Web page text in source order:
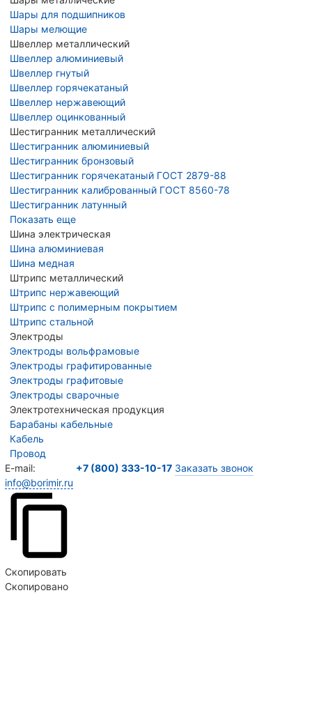
Шары для подшипников
Шары мелющие
Швеллер металлический
Швеллер алюминиевый
Швеллер гнутый
Швеллер горячекатаный
Швеллер нержавеющий
Швеллер оцинкованный
Шестигранник металлический
Шестигранник алюминиевый
Шестигранник бронзовый
Шестигранник горячекатаный ГОСТ 2879-88
Шестигранник калиброванный ГОСТ 8560-78
Шестигранник латунный
Показать еще
Шина электрическая
Шина алюминиевая
Шина медная
Штрипс металлический
Штрипс нержавеющий
Штрипс с полимерным покрытием
Штрипс стальной
Электроды
Электроды вольфрамовые
Электроды графитированные
Электроды графитовые
Электроды сварочные
Электротехническая продукция
Барабаны кабельные
Кабель
Провод
E-mail:
info@borimir.ru
Скопировать
Скопировано
+7 (800) 333-10-17 Заказать звонок